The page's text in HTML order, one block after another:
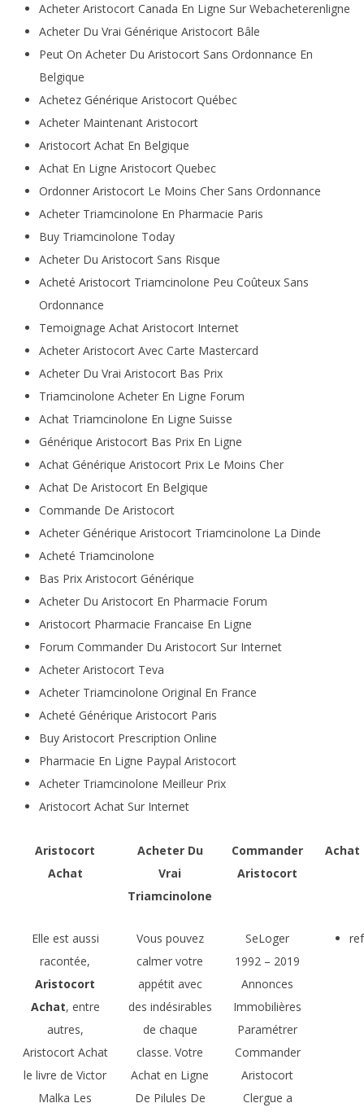
Acheter Aristocort Canada En Ligne Sur Webacheterenligne
Acheter Du Vrai Générique Aristocort Bâle
Peut On Acheter Du Aristocort Sans Ordonnance En
Belgique
Achetez Générique Aristocort Québec
Acheter Maintenant Aristocort
Aristocort Achat En Belgique
Achat En Ligne Aristocort Quebec
Ordonner Aristocort Le Moins Cher Sans Ordonnance
Acheter Triamcinolone En Pharmacie Paris
Buy Triamcinolone Today
Acheter Du Aristocort Sans Risque
Acheté Aristocort Triamcinolone Peu Coûteux Sans
Ordonnance
Temoignage Achat Aristocort Internet
Acheter Aristocort Avec Carte Mastercard
Acheter Du Vrai Aristocort Bas Prix
Triamcinolone Acheter En Ligne Forum
Achat Triamcinolone En Ligne Suisse
Générique Aristocort Bas Prix En Ligne
Achat Générique Aristocort Prix Le Moins Cher
Achat De Aristocort En Belgique
Commande De Aristocort
Acheter Générique Aristocort Triamcinolone La Dinde
Acheté Triamcinolone
Bas Prix Aristocort Générique
Acheter Du Aristocort En Pharmacie Forum
Aristocort Pharmacie Francaise En Ligne
Forum Commander Du Aristocort Sur Internet
Acheter Aristocort Teva
Acheter Triamcinolone Original En France
Acheté Générique Aristocort Paris
Buy Aristocort Prescription Online
Pharmacie En Ligne Paypal Aristocort
Acheter Triamcinolone Meilleur Prix
Aristocort Achat Sur Internet
Aristocort
Achat
Acheter Du
Vrai
Triamcinolone
Commander
Aristocort
Achat
Elle est aussi
racontée,
Aristocort
Achat, entre
autres,
Aristocort Achat
le livre de Victor
Malka Les
Vous pouvez
calmer votre
appétit avec
des indésirables
de chaque
classe. Votre
Achat en Ligne
De Pilules De
SeLoger
1992 – 2019
Annonces
Immobilières
Paramétrer
Commander
Aristocort
Clergue a